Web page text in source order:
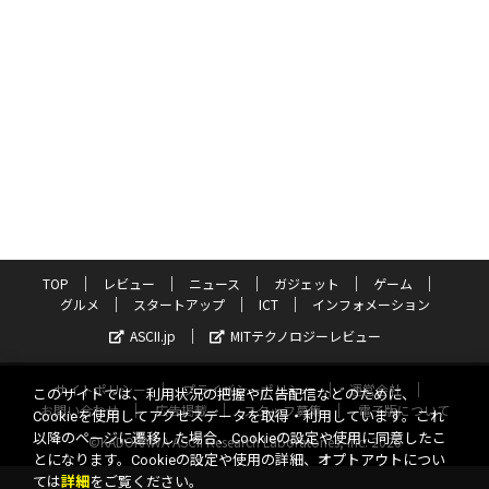
TOP レビュー ニュース ガジェット
ゲーム
グルメ
スタートアップ ICT
インフォメーション
ASCII.jp
MITテクノロジーレビュー
サイトポリシー プライバシーポリシー
運営会社
お問い合わせ
広告掲載 スタッフ募集
電子版について
©KADOKAWA ASCII Research Laboratories, Inc. 2026
このサイトでは、利用状況の把握や広告配信などのために、
Cookieを使用してアクセスデータを取得・利用しています。これ
以降のページに遷移した場合、Cookieの設定や使用に同意したこ
とになります。Cookieの設定や使用の詳細、オプトアウトについ
ては詳細 をご覧ください。